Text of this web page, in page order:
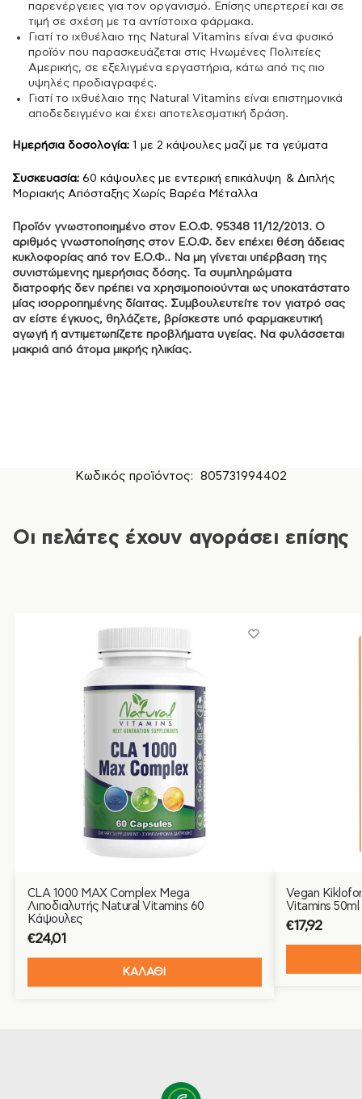
παρενέργειες για τον οργανισμό. Επίσης υπερτερεί και σε
τιμή σε σχέση με τα αντίστοιχα φάρμακα.
Γιατί το ιχθυέλαιο της Natural Vitamins είναι ένα φυσικό
προϊόν που παρασκευάζεται στις Ηνωμένες Πολιτείες
Αμερικής, σε εξελιγμένα εργαστήρια, κάτω από τις πιο
υψηλές προδιαγραφές.
Γιατί το ιχθυέλαιο της Natural Vitamins είναι επιστημονικά
αποδεδειγμένο και έχει αποτελεσματική δράση.
Ημερήσια δοσολογία: 1 με 2 κάψουλες μαζί με τα γεύματα
Συσκευασία: 60 κάψουλες με εντερική επικάλυψη & Διπλής
Μοριακής Απόσταξης Χωρίς Βαρέα Μέταλλα
Προϊόν γνωστοποιημένο στον Ε.Ο.Φ. 95348 11/12/2013. Ο
αριθμός γνωστοποίησης στον Ε.Ο.Φ. δεν επέχει θέση άδειας
κυκλοφορίας από τον Ε.Ο.Φ.. Να μη γίνεται υπέρβαση της
συνιστώμενης ημερήσιας δόσης. Τα συμπληρώματα
διατροφής δεν πρέπει να χρησιμοποιούνται ως υποκατάστατο
μίας ισορροπημένης δίαιτας. Συμβουλευτείτε τον γιατρό σας
αν είστε έγκυος, θηλάζετε, βρίσκεστε υπό φαρμακευτική
αγωγή ή αντιμετωπίζετε προβλήματα υγείας. Να φυλάσσεται
μακριά από άτομα μικρής ηλικίας.
Κωδικός προϊόντος: 805731994402
Οι πελάτες έχουν αγοράσει επίσης
CLA 1000 MAX Complex Mega
Λιποδιαλυτής Natural Vitamins 60
Κάψουλες
€24,01
ΚΑΛΑΘΙ
Vegan
Vitamins 50ml
€17,92